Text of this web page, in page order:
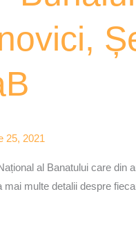
25, 2021
al Banatului care
mai multe detalii despre